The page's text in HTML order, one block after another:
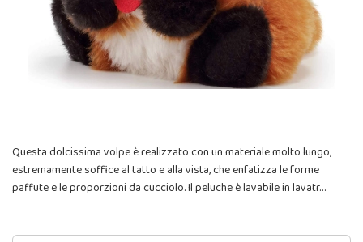
Questa dolcissima volpe è realizzato con un materiale molto lungo,
estremamente soffice al tatto e alla vista, che enfatizza le forme
paffute e le proporzioni da cucciolo. Il peluche è lavabile in lavatr…